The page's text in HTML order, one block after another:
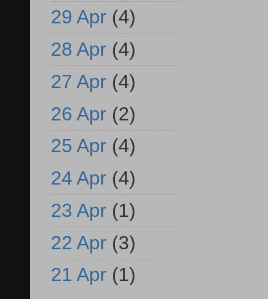
29 Apr (4)
28 Apr (4)
27 Apr (4)
26 Apr (2)
25 Apr (4)
24 Apr (4)
23 Apr (1)
22 Apr (3)
21 Apr (1)